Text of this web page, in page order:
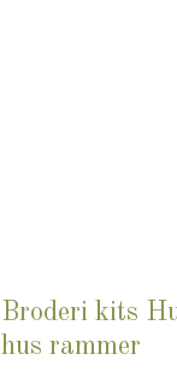
Broderi kits
hus rammer